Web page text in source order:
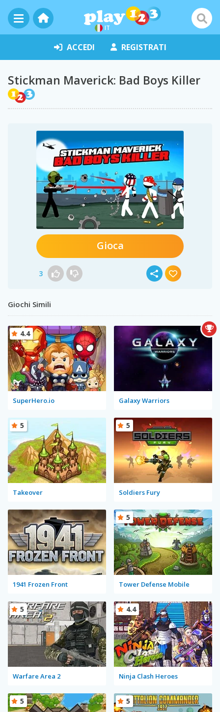
IT
ACCEDI REGISTRATI
Stickman Maverick: Bad Boys Killer
Gioca
3
Giochi Simili
SuperHero.io
4.4
Galaxy Warriors
Takeover
5
Soldiers Fury
5
1941 Frozen Front Tower Defense Mobile
5
Warfare Area 2
5
Ninja Clash Heroes
4.4
5 5